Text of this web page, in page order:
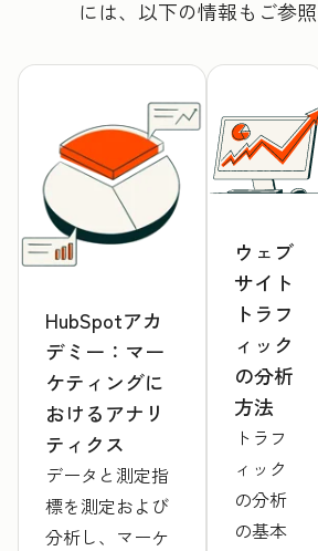
には、以下の情報もご参照
HubSpotアカ
デミー：マー
ケティングに
おけるアナリ
ティクス
データと測定指
標を測定および
分析し、マーケ
ウェブ
サイト
トラフ
ィック
の分析
方法
トラフ
ィック
の分析
の基本